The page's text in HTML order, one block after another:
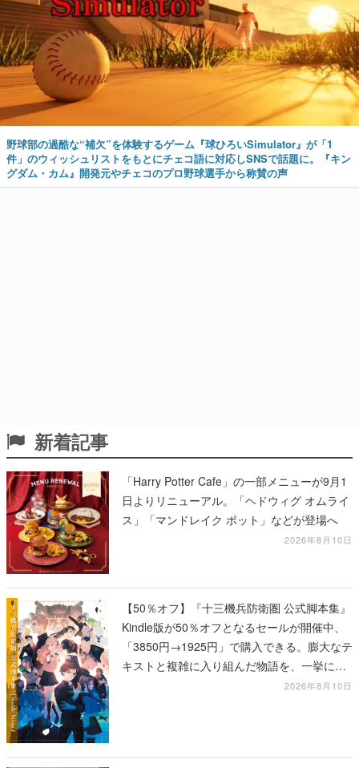
野球部の過酷な“補欠”を体験するゲーム『球ひろいSimulator』が「1
件」のウィッシュリストをもとにチェコ語に対応しSNSで話題に。『キン
グダム・カム』開発元やチェコのプロ野球選手から称賛の声
新着記事
「Harry Potter Cafe」の一部メニューが9月1
日よりリニューアル。「ヘドウィグ オムライ
ス」「マンドレイク ポット」などが登場へ
2026年8月10日
【50％オフ】『十三機兵防衛圏 公式脚本集』
Kindle版が50％オフとなるセールが開催中、
「3850円→1925円」で購入できる。膨大なテ
キストと複雑に入り組んだ物語を、一挙に再
2026年8月10日